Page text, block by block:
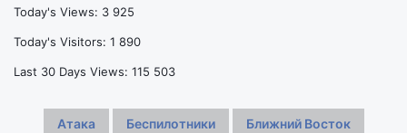
Today's Views: 3 925
Today's Visitors: 1 890
Last 30 Days Views: 115 503
Атака Беспилотники Ближний Восток